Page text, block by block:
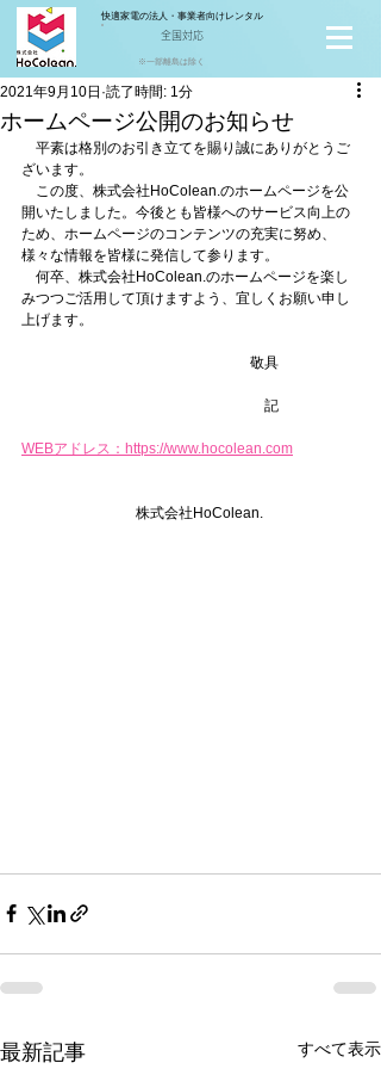
快適家電の法人・事業者向けレンタル
全国対応
※一部離島は除く
ホームページ公開のお知らせ
2021年9月10日 読了時間: 1分
平素は格別のお引き立てを賜り誠にありがとうご
ざいます。
この度、株式会社HoColean.のホームページを公
開いたしました。今後とも皆様へのサービス向上の
ため、ホームページのコンテンツの充実に努め、
様々な情報を皆様に発信して参ります。
何卒、株式会社HoColean.のホームページを楽し
みつつご活用して頂けますよう、宜しくお願い申し
上げます。
敬具
記
WEBアドレス：https://www.hocolean.com
株式会社HoColean.
最新記事 すべて表示